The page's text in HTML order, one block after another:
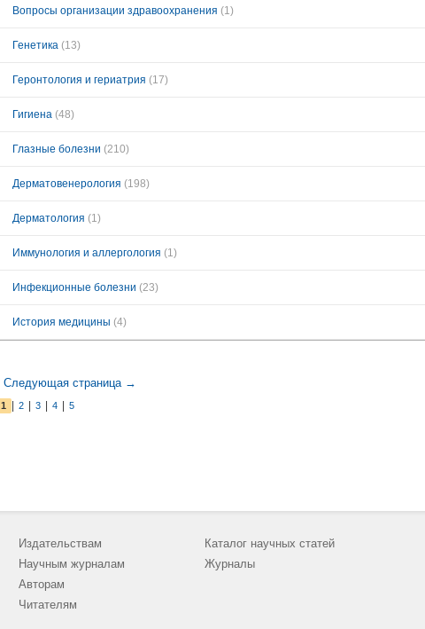
Вопросы организации здравоохранения (1)
Генетика (13)
Геронтология и гериатрия (17)
Гигиена (48)
Глазные болезни (210)
Дерматовенерология (198)
Дерматология (1)
Иммунология и аллергология (1)
Инфекционные болезни (23)
История медицины (4)
Следующая страница →
1 2 3 4 5
Издательствам
Научным журналам
Авторам
Читателям
Каталог научных статей
Журналы